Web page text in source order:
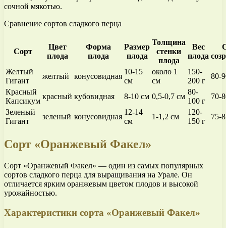
сочной мякотью.
Сравнение сортов сладкого перца
Сорт
Цвет
плода
Форма
плода
Размер
плода
Толщина
стенки
плода
Вес
плода
Желтый
Гигант
желтый конусовидная
10-15
см
около 1
см
150-
200 г
80-
Красный
Капсикум
красный кубовидная 8-10 см 0,5-0,7 см
80-
100 г
70-
Зеленый
Гигант
зеленый конусовидная
12-14
см
1-1,2 см
120-
150 г
75-
Сорт «Оранжевый Факел»
Сорт «Оранжевый Факел» — один из самых популярных
сортов сладкого перца для выращивания на Урале. Он
отличается ярким оранжевым цветом плодов и высокой
урожайностью.
Характеристики сорта «Оранжевый Факел»